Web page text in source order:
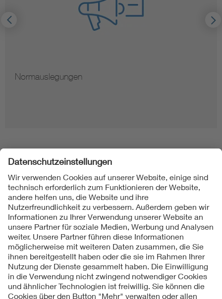
Normauslegungen
Folgen Sie uns
Kontakt
Impressum